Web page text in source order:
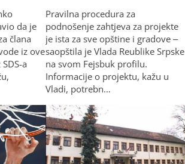
da je
člana
iz ove
a
Pravilna procedura za
podnošenje zahtjeva za projekte
je ista za sve opštine i gradove –
saopštila je Vlada Reublike Srpske
na svom Fejsbuk profilu.
Informacije o projektu, kažu u
Vladi, potrebn…